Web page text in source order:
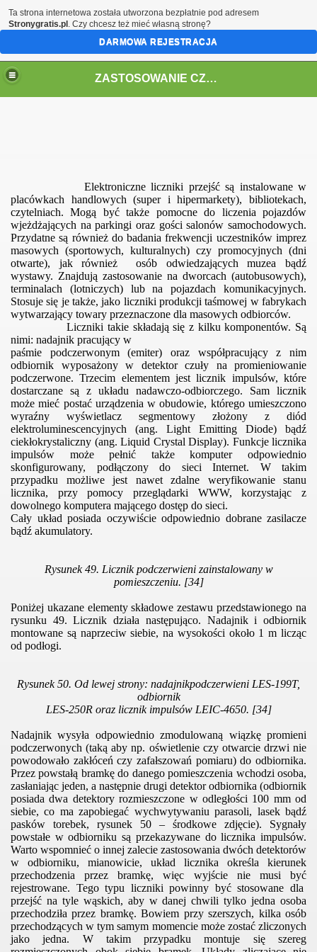
ZASTOSOWANIE CZUJNIKÓW PODCZERWIENI W TECHNICE
Elektroniczne liczniki przejść są instalowane w
placówkach handlowych (super i hipermarkety), bibliotekach,
czytelniach. Mogą być także pomocne do liczenia pojazdów
wjeżdżających na parkingi oraz gości salonów samochodowych.
Przydatne są również do badania frekwencji uczestników imprez
masowych (sportowych, kulturalnych) czy promocyjnych (dni
otwarte), jak również
osób odwiedzających muzea bądź
wystawy. Znajdują zastosowanie na dworcach (autobusowych),
terminalach (lotniczych) lub na pojazdach komunikacyjnych.
Stosuje się je także, jako liczniki produkcji taśmowej w fabrykach
wytwarzający towary przeznaczone dla masowych odbiorców.
Liczniki takie składają się z kilku komponentów. Są
nimi: nadajnik pracujący w
paśmie podczerwonym (emiter) oraz współpracujący z nim
odbiornik wyposażony w detektor czuły na promieniowanie
podczerwone. Trzecim elementem jest licznik impulsów, które
dostarczane są z układu nadawczo-odbiorczego. Sam licznik
może mieć postać urządzenia w obudowie, którego umieszczono
wyraźny wyświetlacz segmentowy złożony z diód
elektroluminescencyjnych (ang. Light Emitting Diode) bądź
ciekłokrystaliczny (ang. Liquid Crystal Display). Funkcje licznika
impulsów może pełnić także komputer odpowiednio
skonfigurowany, podłączony do sieci Internet. W takim
przypadku możliwe jest nawet zdalne weryfikowanie stanu
licznika, przy pomocy przeglądarki WWW, korzystając z
dowolnego komputera mającego dostęp do sieci.
Cały układ posiada oczywiście odpowiednio dobrane zasilacze
bądź akumulatory.
Rysunek 49. Licznik podczerwieni zainstalowany w
pomieszczeniu. [34]
Poniżej ukazane elementy składowe zestawu przedstawionego na
rysunku 49. Licznik działa następująco. Nadajnik i odbiornik
montowane są naprzeciw siebie, na wysokości około 1 m licząc
od podłogi.
Rysunek 50. Od lewej strony: nadajnikpodczerwieni LES-199T,
odbiornik
LES-250R oraz licznik impulsów LEIC-4650. [34]
Nadajnik wysyła odpowiednio zmodulowaną wiązkę promieni
podczerwonych (taką aby np. oświetlenie czy otwarcie drzwi nie
powodowało zakłóceń czy zafałszowań pomiaru) do odbiornika.
Przez powstałą bramkę do danego pomieszczenia wchodzi osoba,
zasłaniając jeden, a następnie drugi detektor odbiornika (odbiornik
posiada dwa detektory rozmieszczone w odległości 100 mm od
siebie, co ma zapobiegać wychwytywaniu parasoli, lasek bądź
pasków torebek, rysunek 50 – środkowe zdjęcie). Sygnały
powstałe w odbiorniku są przekazywane do licznika impulsów.
Warto wspomnieć o innej zalecie zastosowania dwóch detektorów
w odbiorniku, mianowicie, układ licznika określa kierunek
przechodzenia przez bramkę, więc wyjście nie musi być
rejestrowane. Tego typu liczniki powinny być stosowane dla
przejść na tyle wąskich, aby w danej chwili tylko jedna osoba
przechodziła przez bramkę. Bowiem przy szerszych, kilka osób
przechodzących w tym samym momencie może zostać zliczonych
jako jedna. W takim przypadku montuje się szereg
podczerwieni
szynowych
Ta strona internetowa została utworzona bezpłatnie pod adresem
Stronygratis.pl . Czy chcesz też mieć własną stronę?
DARMOWA REJESTRACJA